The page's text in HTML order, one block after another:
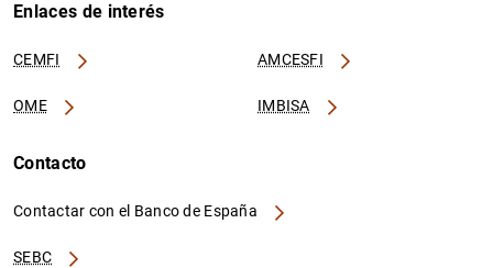
Enlaces de interés
CEMFI AMCESFI
OME IMBISA
Contacto
Contactar con el Banco de España
SEBC